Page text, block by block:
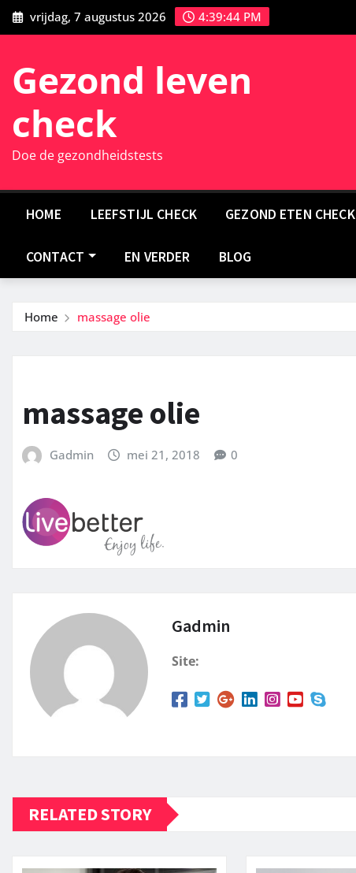
Ga
naar
inhoud
vrijdag, 7 augustus 2026 4:39:46 PM
Gezond leven
check
Doe de gezondheidstests
HOME LEEFSTIJL CHECK GEZOND ETEN CHECK
CONTACT EN VERDER BLOG
Home massage olie
massage olie
Gadmin mei 21, 2018 0
Gadmin
Site:
RELATED STORY